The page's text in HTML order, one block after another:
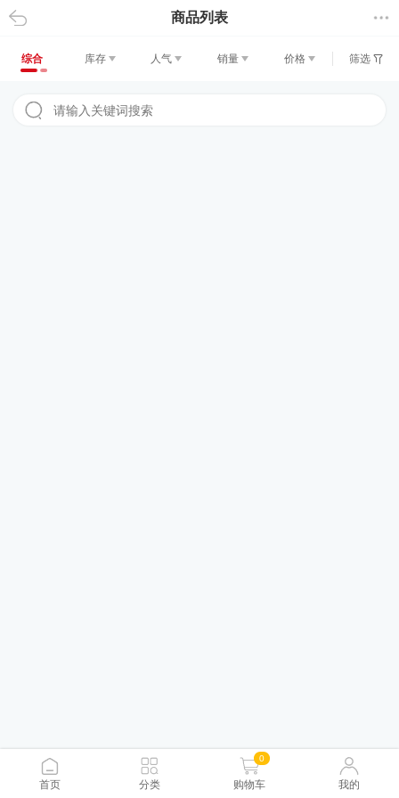
返回 商品列表
综合 库存 人气 销量 价格 筛选
首页 分类
0
购物车 我的